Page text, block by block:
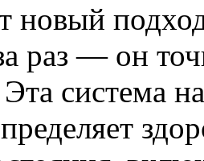
новый
раз — он
система